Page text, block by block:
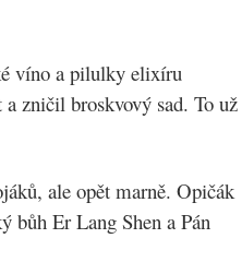
víno a pilulky elixíru
zničil broskvový sad. To už
ale opět marně. Opičák
bůh Er Lang Shen a Pán